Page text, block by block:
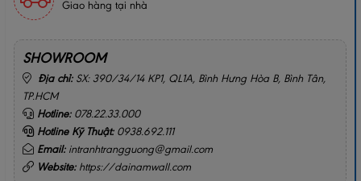
Giao hàng tại nhà
SHOWROOM
Địa chỉ: SX: 390/34/14 KP1, QL1A, Bình Hưng Hòa B, Bình Tân,
TP.HCM
Hotline: 078.22.33.000
Hotline Kỹ Thuật: 0938.692.111
Email: intranhtrangguong@gmail.com
Website:https://dainamwall.com